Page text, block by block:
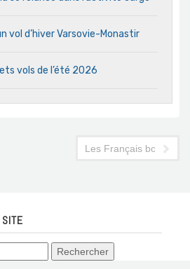
vol d’hiver Varsovie-Monastir
vols de l’été 2026
à l'étranger et ferme une
Les Français boudent